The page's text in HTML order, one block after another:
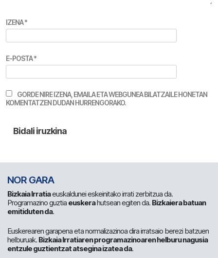
IZENA*
E-POSTA*
GORDE NIRE IZENA, EMAILA ETA WEBGUNEA BILATZAILE HONETAN
KOMENTATZEN DUDAN HURRENGORAKO.
NOR GARA
Bizkaia Irratiaeuskaldunei eskeinitako irrati zerbitzua da.
Programazino guztia euskerahutsean egiten da. Bizkaiera batuan
emitiduten da.
Euskerearen garapena eta normalizazinoa dira irratsaio berezi batzuen
helburuak. Bizkaia Irratiaren programazinoaren helburu nagusia
entzule guztientzat atsegina izatea da.